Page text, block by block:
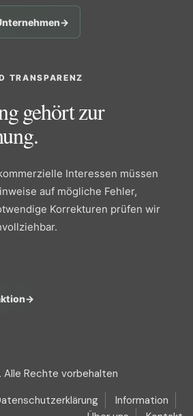
→
TRANSPARENZ
gehört zur
Interessen müssen
auf mögliche Fehler,
Korrekturen prüfen wir
→
Alle Rechte vorbehalten
Information